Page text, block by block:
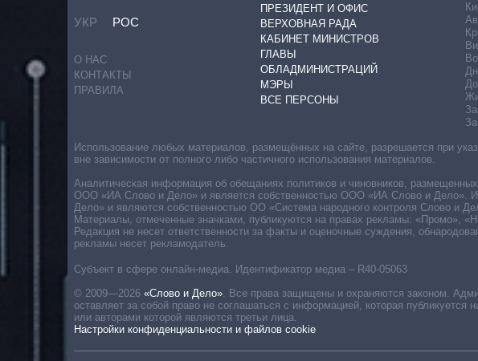
УКР РОС
О НАС
КОНТАКТЫ
ПРАВИЛА
ПРЕЗИДЕНТ И ОФИС
ВЕРХОВНАЯ РАДА
КАБИНЕТ МИНИСТРОВ
ГЛАВЫ
ОБЛАДМИНИСТРАЦИЙ
МЭРЫ
ВСЕ ПЕРСОНЫ
Субъект в сфере онлайн-медиа. Идентификатор медиа – R40-05063
© 2009—2026 «Слово и Дело». Все права защищены и охраняются законом.
оставляет за собой право не соглашаться с информацией, которая публикуется
или авторами которой являются третьи лица.
Настройки конфиденциальности и файлов cookie
Использование любых материалов, размещённых на сайте, разрешается при
вне зависимости от полного либо частичного использования материалов.
Аналитическая информация об обещаниях политиков и чиновников,
ООО «ИА Слово и Дело» и является собственностью ООО «ИА Слово и Дело».
Дело» и являются собственностью ОО «Система народного контроля Слово и
Материалы, отмеченные значками, публикуются на правах рекламы: «Промо»,
Редакция не несет ответственности за факты и оценочные суждения,
рекламы несет рекламодатель.